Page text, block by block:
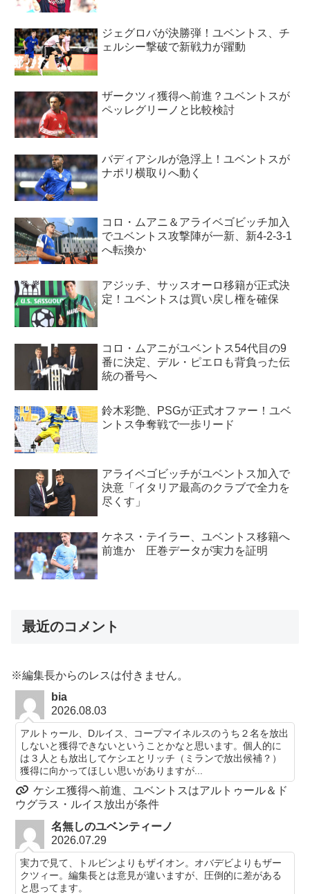
ジェグロバが決勝弾！ユベントス、チ
ェルシー撃破で新戦力が躍動
ザークツィ獲得へ前進？ユベントスが
ペッレグリーノと比較検討
バディアシルが急浮上！ユベントスが
ナポリ横取りへ動く
コロ・ムアニ＆アライベゴビッチ加入
でユベントス攻撃陣が一新、新4-2-3-1
へ転換か
アジッチ、サッスオーロ移籍が正式決
定！ユベントスは買い戻し権を確保
コロ・ムアニがユベントス54代目の9
番に決定、デル・ピエロも背負った伝
統の番号へ
鈴木彩艶、PSGが正式オファー！ユベ
ントス争奪戦で一歩リード
アライベゴビッチがユベントス加入で
決意「イタリア最高のクラブで全力を
尽くす」
ケネス・テイラー、ユベントス移籍へ
前進か 圧巻データが実力を証明
最近のコメント
※編集長からのレスは付きません。
bia
2026.08.03
アルトゥール、Dルイス、コープマイネルスのうち２名を放出
しないと獲得できないということかなと思います。個人的に
は３人とも放出してケシエとリッチ（ミランで放出候補？）
獲得に向かってほしい思いがありますが...
ケシエ獲得へ前進、ユベントスはアルトゥール＆ド
ウグラス・ルイス放出が条件
名無しのユベンティーノ
2026.07.29
実力で見て、トルビンよりもザイオン。オバデビよりもザー
クツィー。編集長とは意見が違いますが、圧倒的に差がある
と思ってます。